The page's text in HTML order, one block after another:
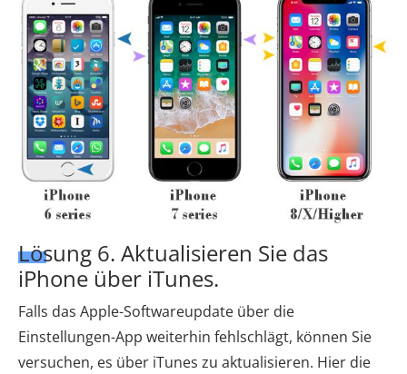
Lösung 6. Aktualisieren Sie das
iPhone über iTunes.
Falls das Apple-Softwareupdate über die
Einstellungen-App weiterhin fehlschlägt, können Sie
versuchen, es über iTunes zu aktualisieren. Hier die